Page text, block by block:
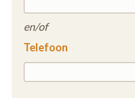
en/of
Telefoon